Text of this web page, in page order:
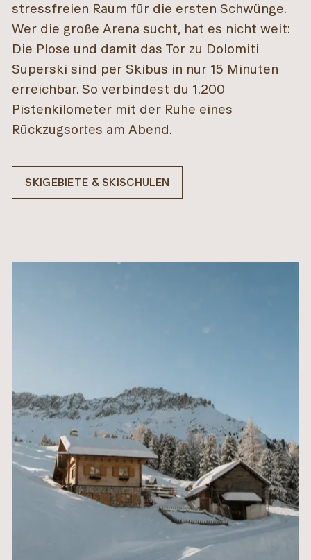
stressfreien Raum für die ersten Schwünge.
Wer die große Arena sucht, hat es nicht weit:
Die Plose und damit das Tor zu Dolomiti
Superski sind per Skibus in nur 15 Minuten
erreichbar. So verbindest du 1.200
Pistenkilometer mit der Ruhe eines
Rückzugsortes am Abend.
SKIGEBIETE & SKISCHULEN